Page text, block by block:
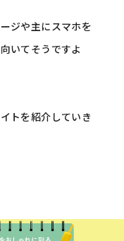
ジや主にスマホを
いてそうですよ
トを紹介していき